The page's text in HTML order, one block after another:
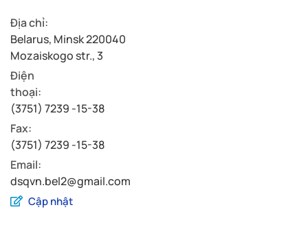
Địa chỉ:
Belarus, Minsk 220040
Mozaiskogo str., 3
Điện
thoại:
(3751) 7239 -15-38
Fax:
(3751) 7239 -15-38
Email:
dsqvn.bel2@gmail.com
Cập nhật